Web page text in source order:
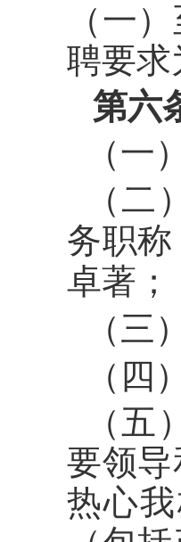
（一
聘要求
第六
（
（
务职
卓著；
（三
（
（
要领
热心